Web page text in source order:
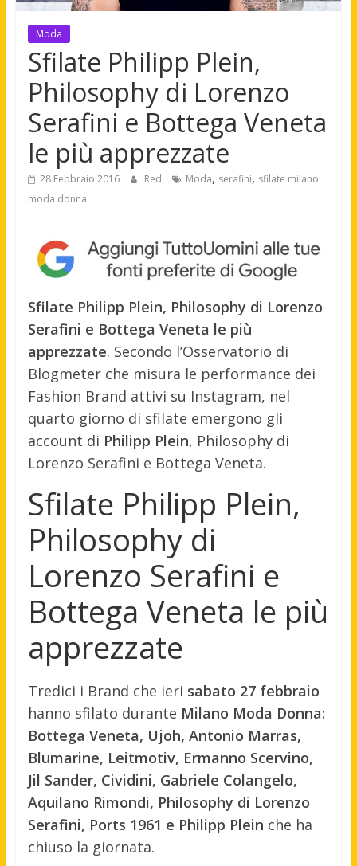
Moda
Sfilate Philipp Plein,
Philosophy di Lorenzo
Serafini e Bottega Veneta
le più apprezzate
28 Febbraio 2016 Red Moda, serafini, sfilate milano
moda donna
Sfilate Philipp Plein, Philosophy di Lorenzo
Serafini e Bottega Veneta le più
apprezzate. Secondo l’Osservatorio di
Blogmeter che misura le performance dei
Fashion Brand attivi su Instagram, nel
quarto giorno di sfilate emergono gli
account di Philipp Plein, Philosophy di
Lorenzo Serafini e Bottega Veneta.
Sfilate Philipp Plein,
Philosophy di
Lorenzo Serafini e
Bottega Veneta le più
apprezzate
Tredici i Brand che ieri sabato 27 febbraio
hanno sfilato durante Milano Moda Donna:
Bottega Veneta, Ujoh, Antonio Marras,
Blumarine, Leitmotiv, Ermanno Scervino,
Jil Sander, Cividini, Gabriele Colangelo,
Aquilano Rimondi, Philosophy di Lorenzo
Serafini, Ports 1961 e Philipp Plein che ha
chiuso la giornata.